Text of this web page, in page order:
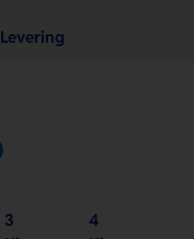
Levering
3
4